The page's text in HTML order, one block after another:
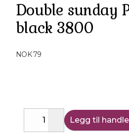
Double sunday
black 3800
NOK 79
DecreaseIncrease
Legg til